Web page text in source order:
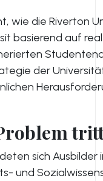
wie die Riverton
basierend auf
der
sich Ausbilder
und